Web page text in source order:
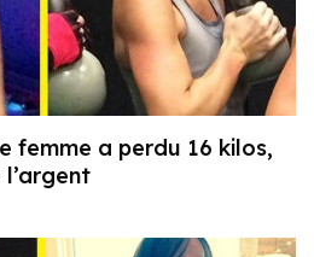
femme a perdu 16 kilos,